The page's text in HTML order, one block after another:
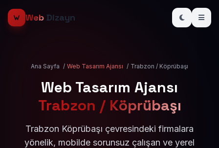
Web Dizayn
Ana Sayfa / Web Tasarım Ajansı / Trabzon / Köprübaşı
Web Tasarım Ajansı
Trabzon / Köprübaşı
Trabzon Köprübaşı çevresindeki firmalara
yönelik, mobilde sorunsuz çalışan ve yerel